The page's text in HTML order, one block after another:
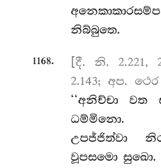
නිබ්බුතෙ.
1168.
[දී. නි. 2.221,
2.143; අප. ථෙර
‘‘අනිච්චා වත
ධම්මිනො.
උපජ්ජිත්වා
වූපසමො සුඛො.